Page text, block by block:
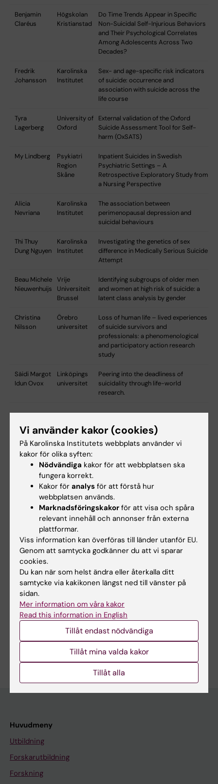
Benjamin
Claréus
Högskolan
Kristianstad
Do Time Trends Appear in Specific
Non-Suicidal Self-Injurious Behaviors
and Their Psychological Correlates
Among Adolescents Across Two
Decades?
Fredrik
Johansson
Karolinska
Institutet
Sex- and age-specific risk indicators
of suicide: occurrence and
association with suicide across the
life course
Tyra
Lagerberg
University of
Oxford
External validation of the Oxford
Suicide Assessment Tool for Self-
harm (OxSATS)
My Lindberg
Psykiatri
Region
Skåne
Inpatient Suicides in Swedish
Psychiatric Settings – A
Retrospective Exploratory Study from
a Nursing Perspective
Alicia
Nevriana
Karolinska
Institutet
The association between
perimenopausal depression and
suicidal behaviours
Thi Thuy
Dung Nguyen
Karolinska
Institutet
Investigating the genetics of sex
difference in Medically Serious Suicide
Attempt
Beau Michele
Nieuwenhuijs
Vrije
Universiteit
Brussel
Identifying subgroups of older men
and women at high risk of suicide: a
latent class analysis by gender
Christina
Nilsson
Örebro
universitet
Loss of human life – lived experiences
of suicide survivors and
professionals: a phenomenological
and participatory action research
study
Säidi Margot
Idun Ovox
Linköpings
universitet
Peering into the deadliness of
suicidality through life-world
research.
Hade du nytta av informationen på denna sida?
Yes
No
Innehållsgranskare:
Sara Sutori
Redaktör:
Beatrice Johansson
Sidan uppdaterad:2026-04-14
Dela
Relaterat
Granska dina vetenskapliga bidrag
Huvudmeny
Utbildning
Forskarutbildning
Forskning
Vi använder kakor (cookies)
På Karolinska Institutets webbplats använder vi
kakor för olika syften:
Nödvändiga kakor för att webbplatsen ska
fungera korrekt.
Kakor för analys för att förstå hur
webbplatsen används.
Marknadsföringskakor för att visa och spåra
relevant innehåll och annonser från externa
plattformar.
Viss information kan överföras till länder utanför EU.
Genom att samtycka godkänner du att vi sparar
cookies.
Du kan när som helst ändra eller återkalla ditt
samtycke via kakikonen längst ned till vänster på
sidan.
Mer information om våra kakor
Read this information in English
Tillåt endast nödvändiga
Tillåt mina valda kakor
Tillåt alla